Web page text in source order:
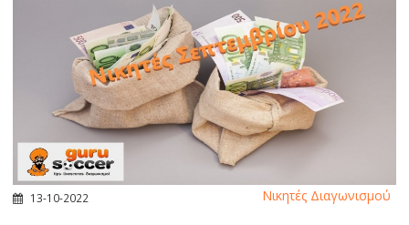
13-10-2022 Νικητές Διαγωνισμού